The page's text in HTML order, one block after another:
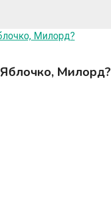
Яблочко, Милорд?